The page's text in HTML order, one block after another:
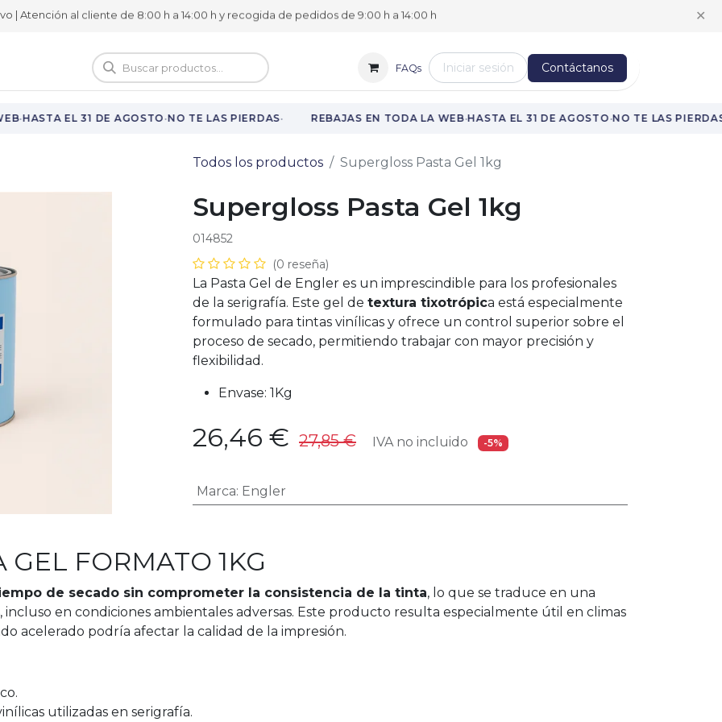
| Atención al cliente de 8:00 h a 14:00 h y recogida de pedidos de 9:00 h a 14:00 h ✕
Vuelta al cole FAQs Iniciar sesión Contáctanos
·HASTA EL 31 DE AGOSTO·NO TE LAS PIERDAS· REBAJAS EN TODA LA WEB·HASTA EL 31 DE AGOSTO·NO TE LAS PIERDAS·
Todos los productos Supergloss Pasta Gel 1kg
Supergloss Pasta Gel 1kg
014852
(0 reseña)
La Pasta Gel de Engler es un imprescindible para los profesionales
de la serigrafía. Este gel de textura tixotrópica está especialmente
formulado para tintas vinílicas y ofrece un control superior sobre el
proceso de secado, permitiendo trabajar con mayor precisión y
flexibilidad.
Envase: 1Kg
26,46 € 27,85€ IVA no incluido -5%
Marca: Engler
GEL FORMATO 1KG
de secado sin comprometer la consistencia de la tinta, lo que se traduce en una
en condiciones ambientales adversas. Este producto resulta especialmente útil en climas
acelerado podría afectar la calidad de la impresión.
utilizadas en serigrafía.